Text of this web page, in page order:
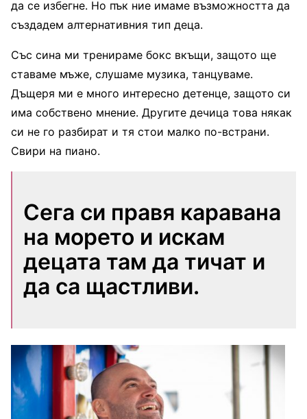
да се избегне. Но пък ние имаме възможността да
създадем алтернативния тип деца.
Със сина ми тренираме бокс вкъщи, защото ще
ставаме мъже, слушаме музика, танцуваме.
Дъщеря ми е много интересно детенце, защото си
има собствено мнение. Другите дечица това някак
си не го разбират и тя стои малко по-встрани.
Свири на пиано.
Сега си правя каравана
на морето и искам
децата там да тичат и
да са щастливи.